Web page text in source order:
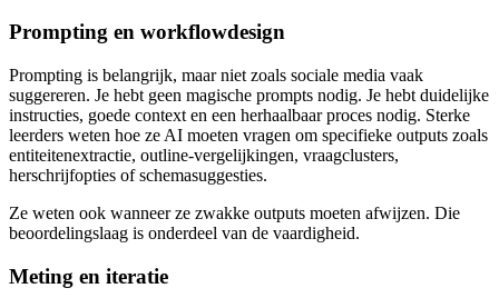
Prompting en workflowdesign
Prompting is belangrijk, maar niet zoals sociale media vaak
suggereren. Je hebt geen magische prompts nodig. Je hebt duidelijke
instructies, goede context en een herhaalbaar proces nodig. Sterke
leerders weten hoe ze AI moeten vragen om specifieke outputs zoals
entiteitenextractie, outline-vergelijkingen, vraagclusters,
herschrijfopties of schemasuggesties.
Ze weten ook wanneer ze zwakke outputs moeten afwijzen. Die
beoordelingslaag is onderdeel van de vaardigheid.
Meting en iteratie